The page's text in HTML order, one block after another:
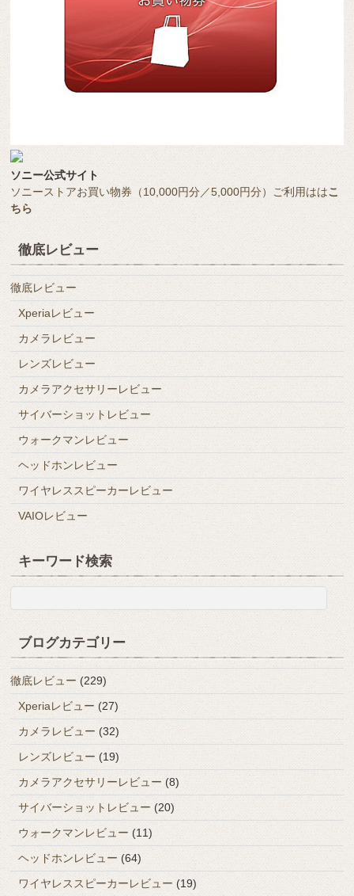
ソニー公式サイト
ソニーストアお買い物券（10,000円分／5,000円分）ご利用ははこ
ちら
徹底レビュー
徹底レビュー
Xperiaレビュー
カメラレビュー
レンズレビュー
カメラアクセサリーレビュー
サイバーショットレビュー
ウォークマンレビュー
ヘッドホンレビュー
ワイヤレススピーカーレビュー
VAIOレビュー
キーワード検索
ブログカテゴリー
徹底レビュー (229)
Xperiaレビュー (27)
カメラレビュー (32)
レンズレビュー (19)
カメラアクセサリーレビュー (8)
サイバーショットレビュー (20)
ウォークマンレビュー (11)
ヘッドホンレビュー (64)
ワイヤレススピーカーレビュー (19)